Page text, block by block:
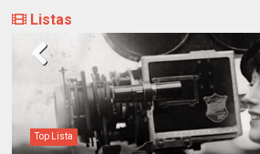
Listas
Destaques